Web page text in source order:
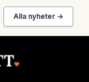
Alla nyheter →